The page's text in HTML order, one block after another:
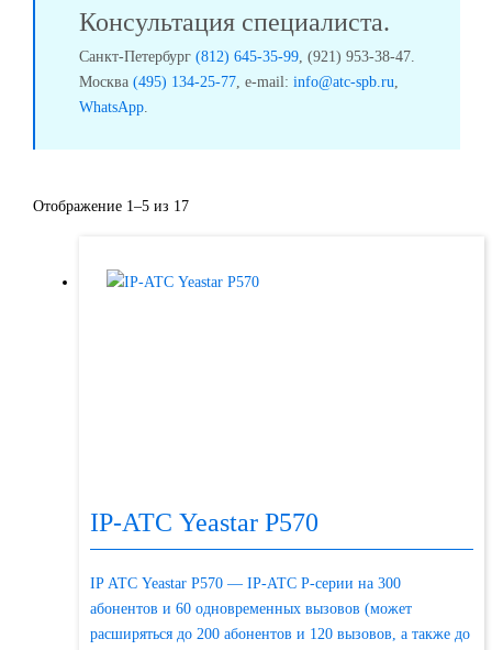
Консультация специалиста.
Санкт-Петербург (812) 645-35-99 , (921) 953-38-47.
Москва (495) 134-25-77 , e-mail: info@atc-spb.ru
WhatsApp
Отображение 1–5 из 17
IP-АТС Yeastar P570
IP АТС Yeastar P570 — IP-АТС P-серии на 300
абонентов и 60 одновременных вызовов (может
расширяться до 200 абонентов и 120 вызовов, а также до